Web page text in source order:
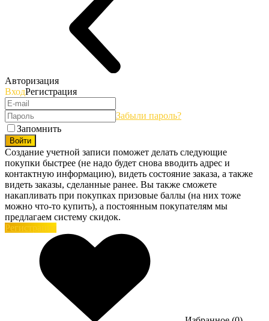
Авторизация
ВходРегистрация
Забыли пароль?
Запомнить
Войти
Создание учетной записи поможет делать следующие
покупки быстрее (не надо будет снова вводить адрес и
контактную информацию), видеть состояние заказа, а также
видеть заказы, сделанные ранее. Вы также сможете
накапливать при покупках призовые баллы (на них тоже
можно что-то купить), а постоянным покупателям мы
предлагаем систему скидок.
Регистрация